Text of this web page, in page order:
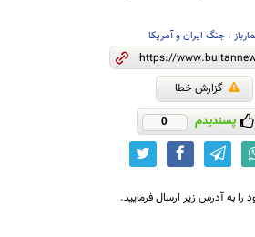
، جنگ ایران و آمریکا
گزارش خطا
پسندیدم 0
را به آدرس زیر ارسال فرمایید.